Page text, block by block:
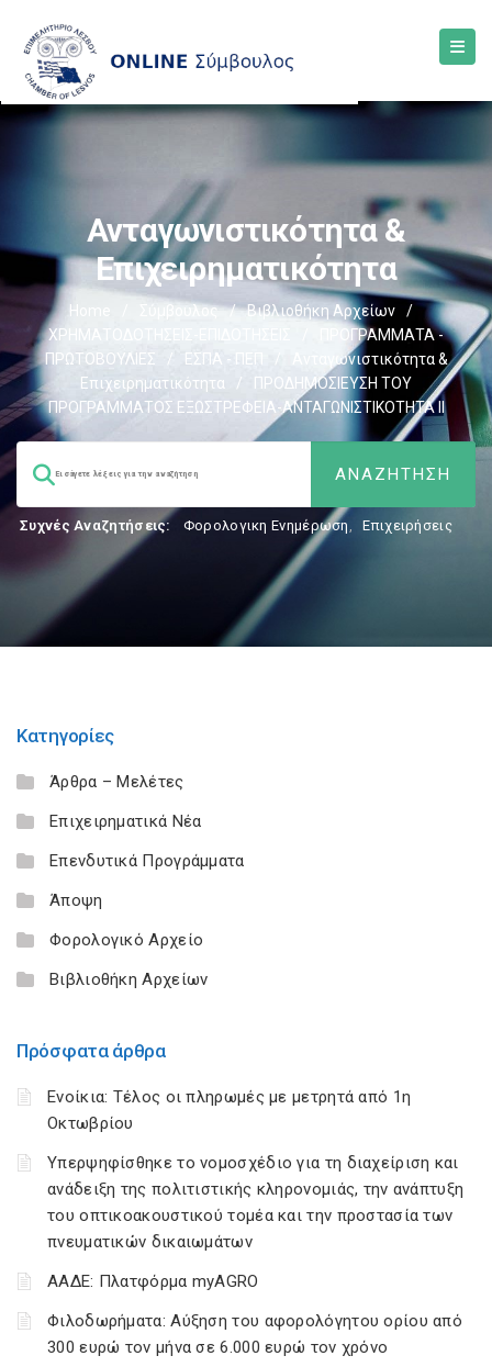
Ανταγωνιστικότητα &
Επιχειρηματικότητα
Home Σύμβουλος / Βιβλιοθήκη Αρχείων
/
ΧΡΗΜΑΤΟΔΟΤΗΣΕΙΣ-ΕΠΙΔΟΤΗΣΕΙΣ
ΠΡΟΓΡΑΜΜΑΤΑ -
ΠΡΩΤΟΒΟΥΛΙΕΣ
/ ΕΣΠΑ - ΠΕΠ
Ανταγωνιστικότητα &
Επιχειρηματικότητα
/
ΠΡΟΔΗΜΟΣΙΕΥΣΗ ΤΟΥ
ΠΡΟΓΡΑΜΜΑΤΟΣ ΕΞΩΣΤΡΕΦΕΙΑ-ΑΝΤΑΓΩΝΙΣΤΙΚΟΤΗΤΑ ΙΙ
Συχνές Αναζητήσεις: Φορολογικη Ενημέρωση, Επιχειρήσεις
Κατηγορίες
Άρθρα – Μελέτες
Επιχειρηματικά Νέα
Επενδυτικά Προγράμματα
Άποψη
Φορολογικό Αρχείο
Βιβλιοθήκη Αρχείων
Πρόσφατα άρθρα
Ενοίκια: Τέλος οι πληρωμές με μετρητά από 1η
Οκτωβρίου
Υπερψηφίσθηκε το νομοσχέδιο για τη διαχείριση και
ανάδειξη της πολιτιστικής κληρονομιάς, την ανάπτυξη
του οπτικοακουστικού τομέα και την προστασία των
πνευματικών δικαιωμάτων
ΑΑΔΕ: Πλατφόρμα myAGRO
Φιλοδωρήματα: Αύξηση του αφορολόγητου ορίου από
300 ευρώ τον μήνα σε 6.000 ευρώ τον χρόνο